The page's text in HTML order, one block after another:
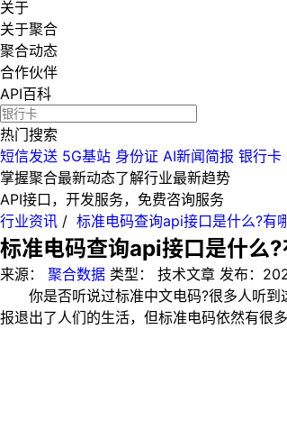
关于
关于聚合
聚合动态
合作伙伴
API百科
热门搜索
短信发送 5G基站 身份证 AI新闻简报 银行卡
掌握聚合最新动态了解行业最新趋势
API接口，开发服务，免费咨询服务
行业资讯 / 标准电码查询api接口是什么?有
标准电码查询api接口是什么
来源： 聚合数据 类型： 技术文章 发布：
你是否听说过标准中文电码?很多人听到
报退出了人们的生活，但标准电码依然有很